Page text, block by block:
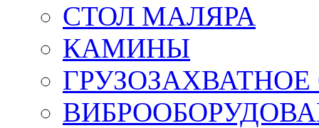
СТОЛ МАЛЯРА
КАМИНЫ